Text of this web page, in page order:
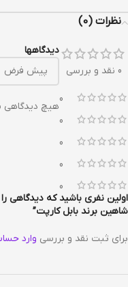
نظرات (0)
0 نقد و بررسی
0
0
0
0
0
دیدگاهها
هیچ
اولین نفری باشید که دیدگاهی
شاهین برند بابل کارپت”
برای ثبت نقد و بررسی وارد